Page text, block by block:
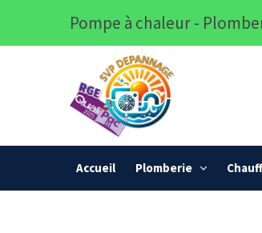
Pompe à chaleur -
Accueil Plomberie